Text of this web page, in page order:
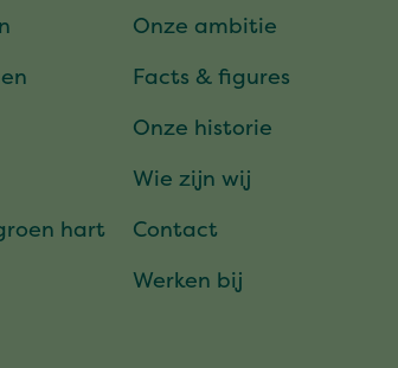
hart
Onze ambitie
Facts & figures
Onze historie
Wie zijn wij
Contact
Werken bij